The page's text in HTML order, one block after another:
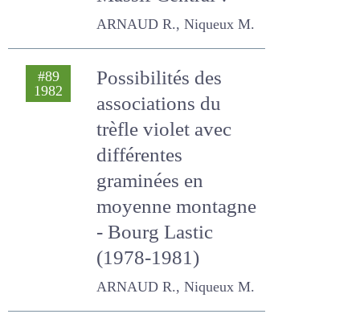
Massif Central ?
ARNAUD R., Niqueux M.
Possibilités des
associations du
trèfle violet avec
différentes
graminées en
moyenne
montagne - Bourg
Lastic (1978-1981)